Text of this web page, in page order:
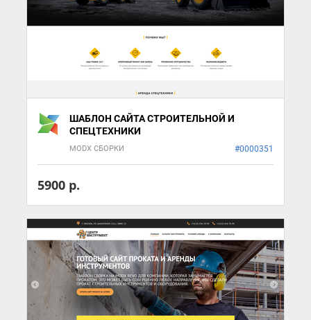
ШАБЛОН САЙТА СТРОИТЕЛЬНОЙ И
СПЕЦТЕХНИКИ
MODX СБОРКИ #0000351
5900 р.